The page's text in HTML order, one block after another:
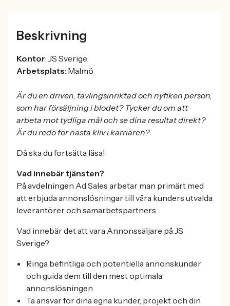
Beskrivning
Kontor: JS Sverige
Arbetsplats: Malmö
Är du en driven, tävlingsinriktad och nyfiken person,
som har försäljning i blodet? Tycker du om att
arbeta mot tydliga mål och se dina resultat direkt?
Är du redo för nästa kliv i karriären?
Då ska du fortsätta läsa!
Vad innebär tjänsten?
På avdelningen Ad Sales arbetar man primärt med
att erbjuda annonslösningar till våra kunders utvalda
leverantörer och samarbetspartners.
Vad innebär det att vara Annonssäljare på JS
Sverige?
Ringa befintliga och potentiella annonskunder
och guida dem till den mest optimala
annonslösningen
Ta ansvar för dina egna kunder, projekt och din